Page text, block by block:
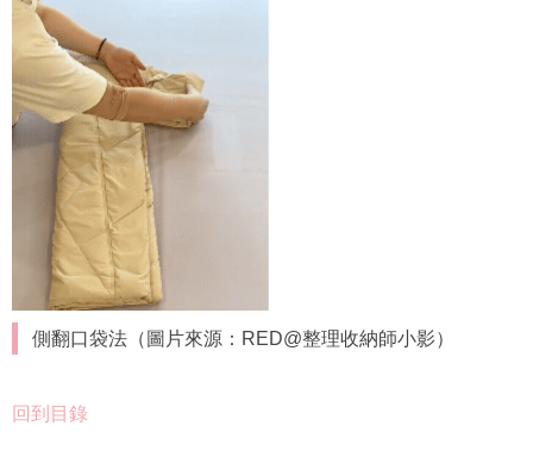
側翻口袋法（圖片來源：RED@整理收納師小影）
回到目錄